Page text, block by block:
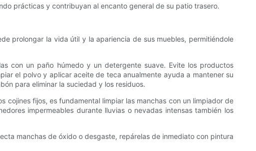
prácticas y contribuyan al encanto general de su patio trasero.
prolongar la vida útil y la apariencia de sus muebles, permitiéndole
con un paño húmedo y un detergente suave. Evite los productos
el polvo y aplicar aceite de teca anualmente ayuda a mantener su
para eliminar la suciedad y los residuos.
cojines fijos, es fundamental limpiar las manchas con un limpiador de
impermeables durante lluvias o nevadas intensas también los
manchas de óxido o desgaste, repárelas de inmediato con pintura